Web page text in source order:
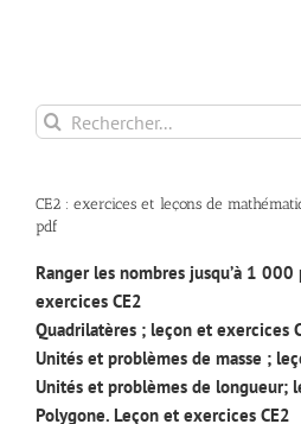
Rechercher:
CE2 : exercices et leçons de
pdf
Ranger les nombres jusqu’à 1
exercices CE2
Quadrilatères ; leçon et exercices
Unités et problèmes de masse ;
Unités et problèmes de longueur;
Polygone. Leçon et exercices CE2